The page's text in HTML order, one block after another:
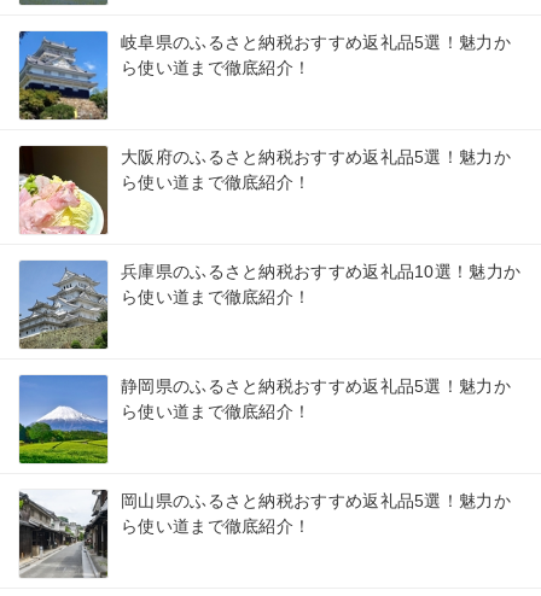
岐阜県のふるさと納税おすすめ返礼品5選！魅力か
ら使い道まで徹底紹介！
大阪府のふるさと納税おすすめ返礼品5選！魅力か
ら使い道まで徹底紹介！
兵庫県のふるさと納税おすすめ返礼品10選！魅力か
ら使い道まで徹底紹介！
静岡県のふるさと納税おすすめ返礼品5選！魅力か
ら使い道まで徹底紹介！
岡山県のふるさと納税おすすめ返礼品5選！魅力か
ら使い道まで徹底紹介！